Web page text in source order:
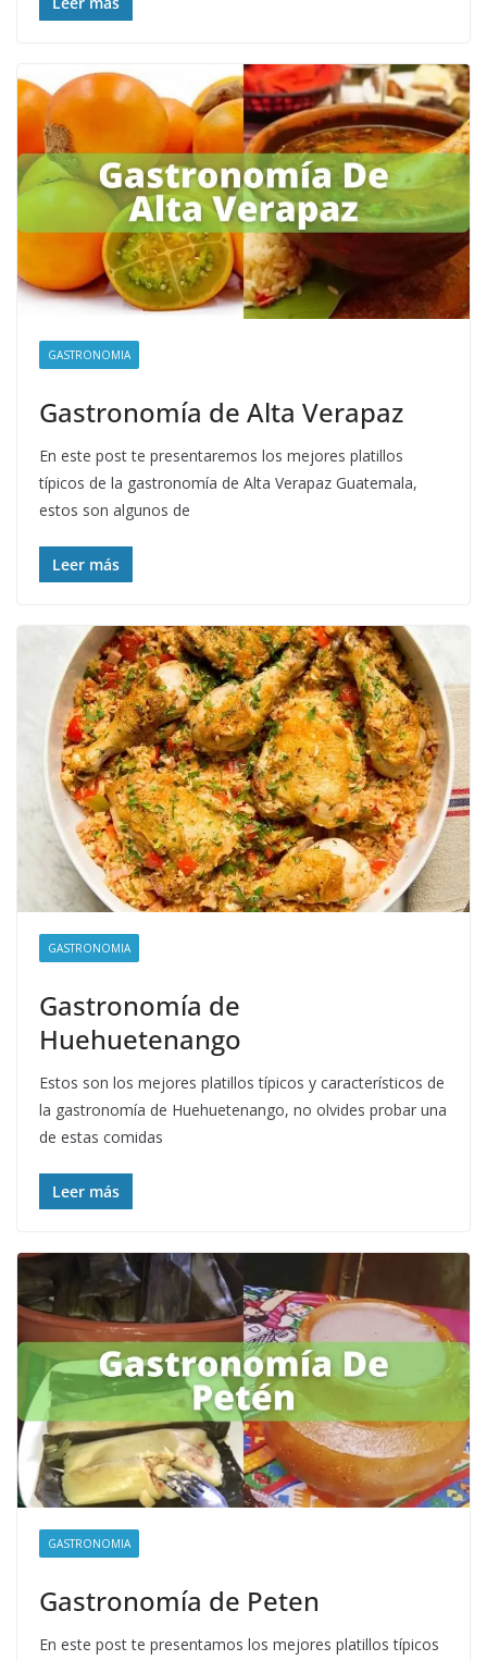
GASTRONOMIA
Gastronomía de Alta Verapaz
En este post te presentaremos los mejores platillos
típicos de la gastronomía de Alta Verapaz Guatemala,
estos son algunos de
Leer más
GASTRONOMIA
Gastronomía de
Huehuetenango
Estos son los mejores platillos típicos y característicos de
la gastronomía de Huehuetenango, no olvides probar una
de estas comidas
Leer más
GASTRONOMIA
Gastronomía de Peten
En este post te presentamos los mejores platillos típicos